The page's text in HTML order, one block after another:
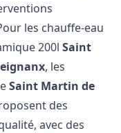
les chauffe-eau
200lSaint
, les
Saint Martin de
des
avec des